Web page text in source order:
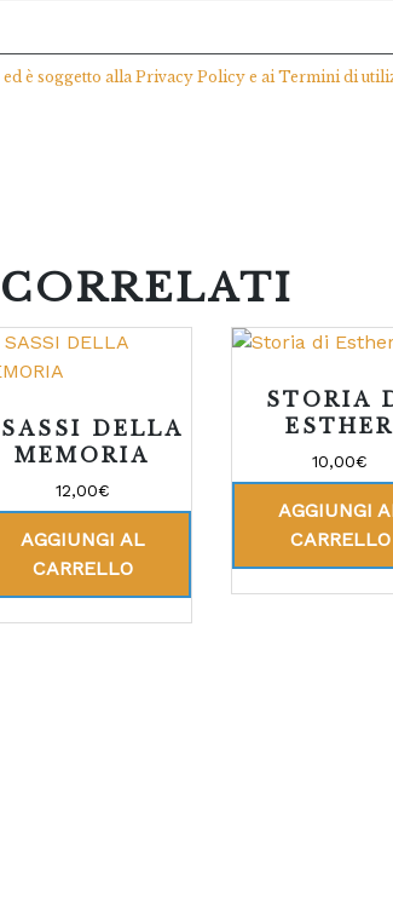
è soggetto allaPrivacy Policy e aiTermini di
DELLA
MEMORIA
12,00€
AGGIUNGI AL
CARRELLO
STORIA
ESTHER
10,00€
AGGIUNGI
CARRELLO